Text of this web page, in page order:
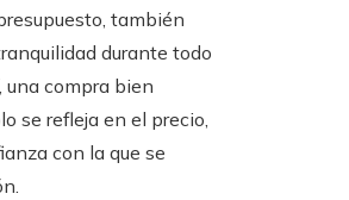
también
durante todo
una compra bien
se refleja en el precio,
con la que se